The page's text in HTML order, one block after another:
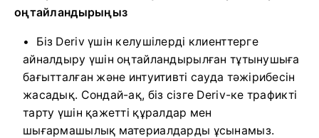
оңтайландырыңыз
Біз Deriv үшін келушілерді клиенттерге
айналдыру үшін оңтайландырылған тұтынушыға
бағытталған және интуитивті сауда тәжірибесін
жасадық. Сондай-ақ, біз сізге Deriv-ке трафикті
тарту үшін қажетті құралдар мен
шығармашылық материалдарды ұсынамыз.